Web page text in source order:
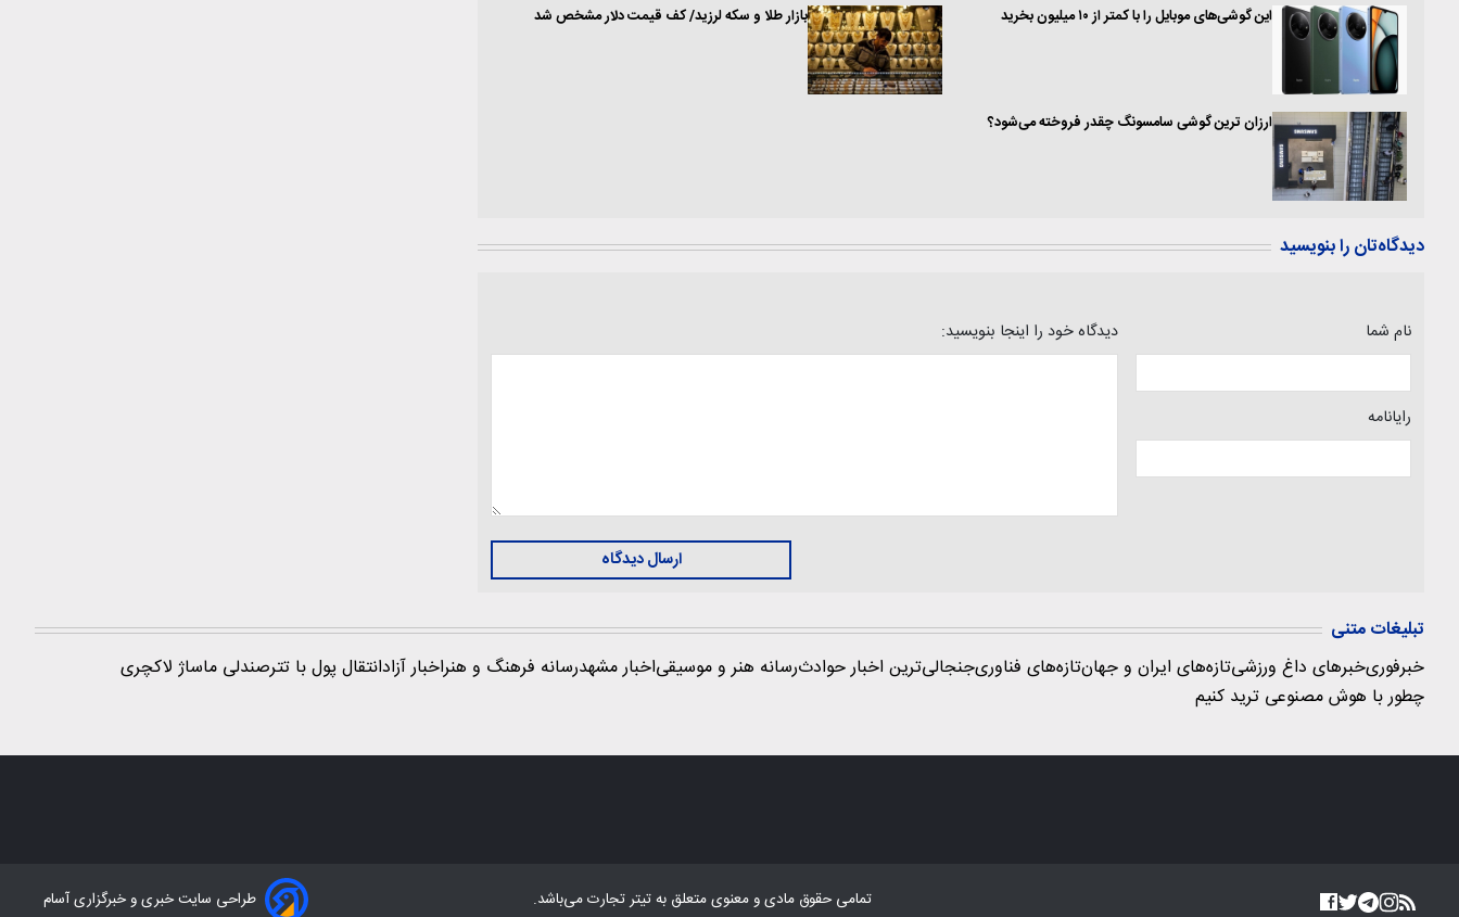
این گوشی‌های موبایل را با کمتر از ۱۰ میلیون بخرید بازار طلا و سکه لرزید/ کف قیمت دلار مشخص شد
ارزان ترین گوشی سامسونگ چقدر فروخته می‌شود؟
دیدگاه‌تان را بنویسید
نام شما
رایانامه
دیدگاه خود را اینجا بنویسید:
ارسال دیدگاه
تبلیغات متنی
خبرفوریخبرهای داغ ورزشیتازه‌های ایران و جهانتازه‌های فناوریجنجالی‌ترین اخبار حوادثرسانه هنر و موسیقیاخبار مشهدرسانه فرهنگ و هنراخبار آزادانتقال پول با تترصندلی ماساژ لاکچری
چطور با هوش مصنوعی ترید کنیم
تمامی حقوق مادی و معنوی متعلق بهتیتر تجارتمی‌باشد. طراحی سایت خبری و خبرگزاری آسام